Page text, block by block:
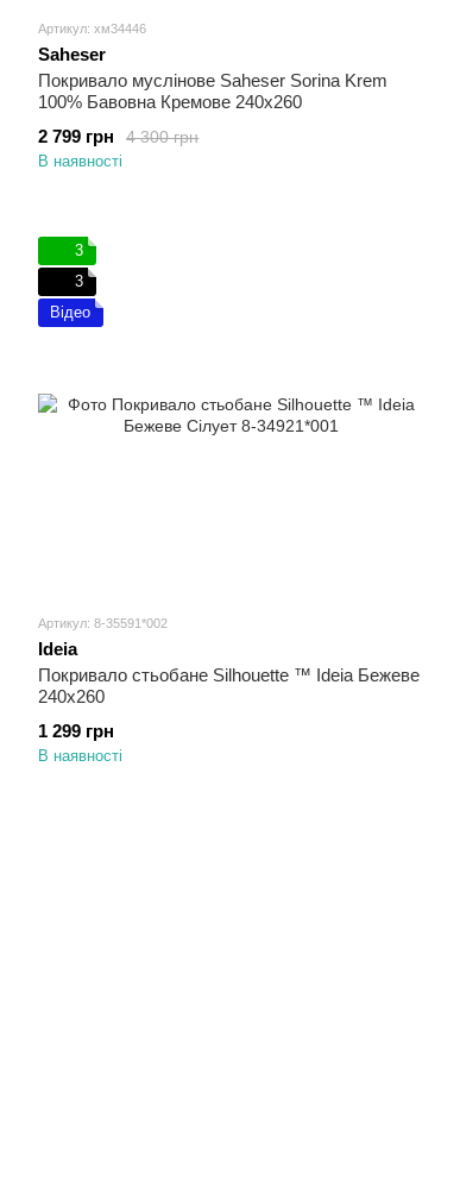
Артикул: хм34446
Saheser
Покривало муслінове Saheser Sorina Krem
100% Бавовна Кремове 240х260
4 300 грн
2 799 грн
В наявності
3
3
Відео
Артикул: 8-35591*002
Ideia
Покривало стьобане Silhouette ™ Ideia Бежеве
240х260
1 299 грн
В наявності